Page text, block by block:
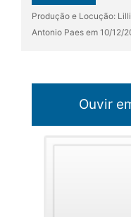
Produção e Locução:
Antonio Paes em 10/12/
Ouvir